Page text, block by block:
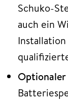
Schuko-
auch ein